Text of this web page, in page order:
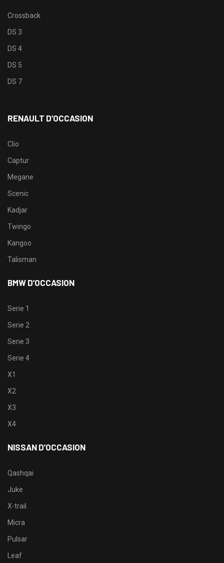
Crossback
DS 3
DS 4
DS 5
DS 7
RENAULT D’OCCASION
Clio
Captur
Megane
Scenic
Kadjar
Twingo
Kangoo
Talisman
BMW D’OCCASION
Serie 1
Serie 2
Serie 3
Serie 4
X1
X2
X3
X4
NISSAN D’OCCASION
Qashqai
Juke
X-trail
Micra
Pulsar
Leaf